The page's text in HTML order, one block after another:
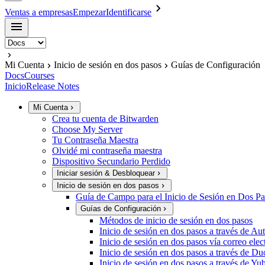
Ventas a empresasEmpezarIdentificarse
Mi Cuenta Inicio de sesión en dos pasos
Guías de Configuración
DocsCourses
InicioRelease Notes
Mi Cuenta
Crea tu cuenta de Bitwarden
Choose My Server
Tu Contraseña Maestra
Olvidé mi contraseña maestra
Dispositivo Secundario Perdido
Iniciar sesión & Desbloquear
Inicio de sesión en dos pasos
Guía de Campo para el Inicio de Sesión en Dos
Guías de Configuración
Métodos de inicio de sesión en dos pasos
Inicio de sesión en dos pasos a través de
Inicio de sesión en dos pasos vía correo
Inicio de sesión en dos pasos a través de
Inicio de sesión en dos pasos a través de